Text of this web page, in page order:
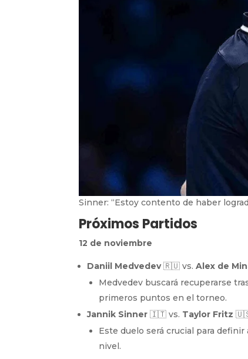
Sinner: “Estoy contento de haber
Próximos Partidos
12 de noviembre
Daniil Medvedev🇷🇺 vs.Alex de
Medvedev buscará recuperarse
primeros puntos en el torneo.
Jannik Sinner 🇮🇹 vs. Taylor Fritz
Este duelo será crucial para
nivel.